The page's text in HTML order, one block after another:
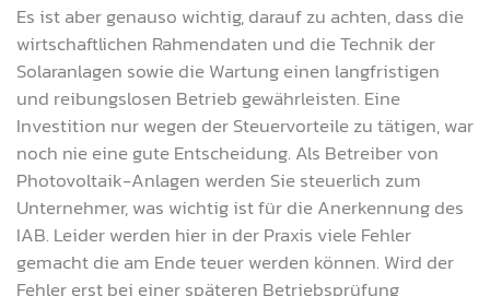
Es ist aber genauso wichtig, darauf zu achten, dass die
wirtschaftlichen Rahmendaten und die Technik der
Solaranlagen sowie die Wartung einen langfristigen
und reibungslosen Betrieb gewährleisten. Eine
Investition nur wegen der Steuervorteile zu tätigen, war
noch nie eine gute Entscheidung. Als Betreiber von
Photovoltaik-Anlagen werden Sie steuerlich zum
Unternehmer, was wichtig ist für die Anerkennung des
IAB. Leider werden hier in der Praxis viele Fehler
gemacht die am Ende teuer werden können. Wird der
Fehler erst bei einer späteren Betriebsprüfung